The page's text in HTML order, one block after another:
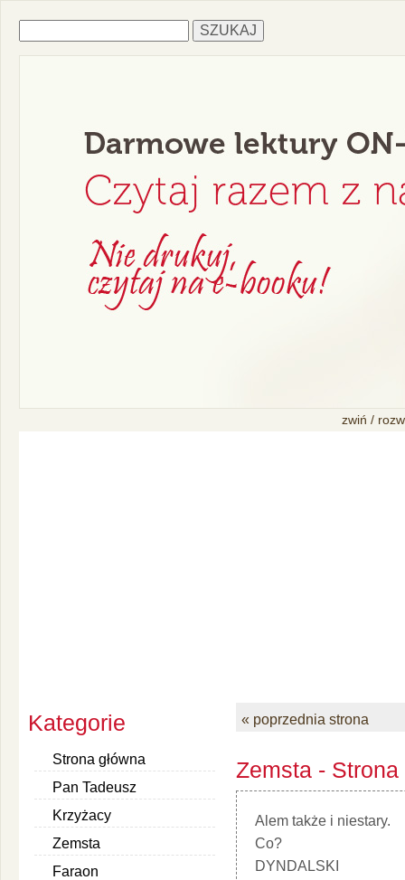
zwiń /
Kategorie
Strona główna
Pan Tadeusz
Krzyżacy
Zemsta
Faraon
« poprzednia strona
Zemsta - Strona
Alem także i niestary.
Co?
DYNDALSKI